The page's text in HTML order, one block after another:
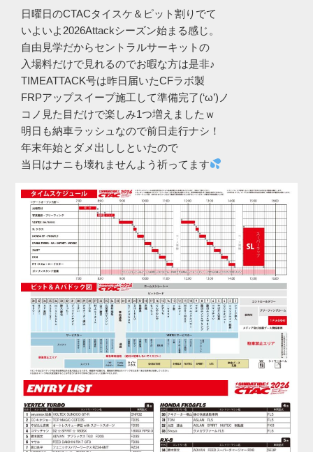
日曜日のCTACタイスケ＆ピット割りでて
いよいよ2026Attackシーズン始まる感じ。
自由見学だからセントラルサーキットの
入場料だけで見れるのでお暇な方は是非♪
TIMEATTACK号は昨日届いたCFラボ製
FRPアップスイープ施工して準備完了(‘ω’)ノ
コノ見た目だけで楽しみ1つ増えましたｗ
明日も納車ラッシュなので前日走行ナシ！
年末年始とダメ出ししといたので
当日はナニも壊れませんよう祈ってます